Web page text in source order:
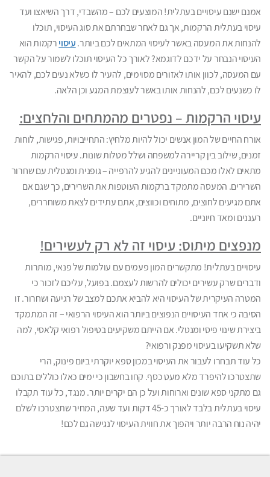
אמנם ישנם עיסויים בעתלית! המוצעים לכם – מהשבדי, דרך השיאצו ועד
עיסוי בעתלית הרקמות, אך גם לאחר שבחרתם את סוג העיסוי, תוכלו
להנחות את המעסה באשר לעיסוי המתאים לכם ביותר. עיסוי רקמות הוא
העיסוי הנבחר על ידכם לדוגמא? לאורך כל העיסוי תוכלו לשמור על הקשר
עם המעסה, לכוון אותו לאזורים מסוימים, להעיר לו כשלא נעים לכם, להאיר
לו כשנעים לכם, להנחות אותו באשר לעוצמת המגע וכן הלאה.
עיסוי הרקמות – נפטרים מהמתחים והלחצים:
אורח החיים של המון אנשים יכול להיות מלחיץ: התחייבויות, פגישות, לוחות
זמנים, שילוב בין קריירה למשפחה ושלל מטלות שונות. עיסוי הרקמות
מתאים לאלו מכם המעוניינים להגיע להרפייה – גופנית ומנטלית עם שחרור
השרירים. המעסה מתמקד ברקמות העוטפות את השרירים, כך שגם אם
אתם מגיעים לחוצים, מתוחים וכווצים, אתם עתידים לצאת משוחררים,
רעננים ומאד חיוניים.
מנפצים מיתוס: עיסוי זה לא רק לעשירים!
עיסויים בעתלית! מתקשרים המון פעמים עם עולמות של פנאי, מותרות
ודברים שרק עשירים יכולים להרשות לעצמם. בפועל, עליכם לזכור כי
המטרה העיקרית של העיסוי היא להביא אתכם למצב של רגיעה ושחרור. זו
הסיבה כי אחד העיסויים הנפוצים ביותר הוא העיסוי הרפואי – זה המתמקד
ביצירת שינוי פיסי ומנטלי. אם הייתם משקיעים בטיפול רפואי קלאסי, למה
שלא תשקיעו בעיסוי מפנק ורפואי?
כל עוד תבחרו לעבור את העיסוי במכון ספא יוקרתי ביום פינוק, הרי
שתצטרכו להיפרד מלא מעט כסף. קחו בחשבון כי ימים כאלו כוללים בתוכם
גם מתקני ספא שונים וארוחות ועל כן הם יקרים יותר. מנגד, כל עוד תקבלו
עיסוי בעתלית בלבד לאורך כ-45 דקות ועד שעה, המחיר שתצטרכו לשלם
יהיה נוח הרבה יותר ויהפוך את חווית העיסוי לנגישה גם לכם!